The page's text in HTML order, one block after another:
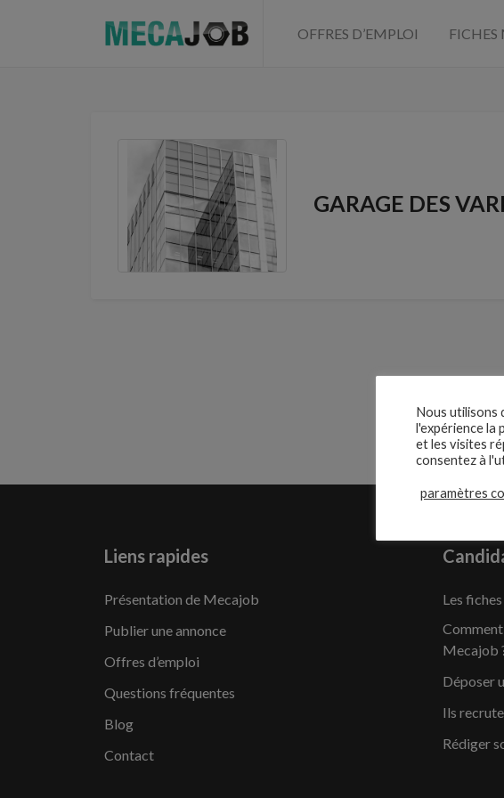
OFFRES D’EMPLOI FICHES
GARAGE DES
Liens rapides
Présentation de Mecajob
Publier une annonce
Offres d’emploi
Questions fréquentes
Blog
Contact
Les
Mecajob
Déposer
Ils
Rédiger
Nous utilisons
l'expérience la
et les visites
consentez à
paramètres